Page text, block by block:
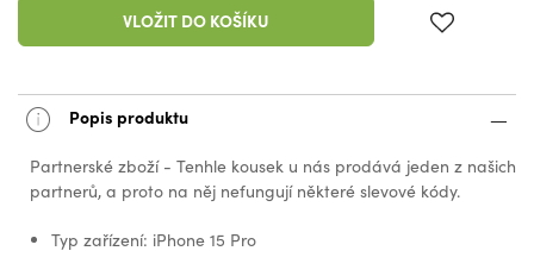
VLOŽIT DO KOŠÍKU
Popis produktu
Partnerské zboží - Tenhle kousek u nás prodává jeden z našich
partnerů, a proto na něj nefungují některé slevové kódy.
Typ zařízení: iPhone 15 Pro